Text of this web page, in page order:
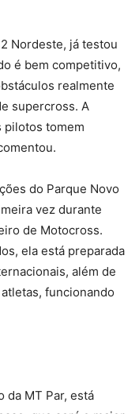
Nordeste, já testou
é bem competitivo,
realmente
supercross. A
pilotos tomem
do Parque Novo
vez durante
de Motocross.
ela está preparada
além de
funcionando
da MT Par, está